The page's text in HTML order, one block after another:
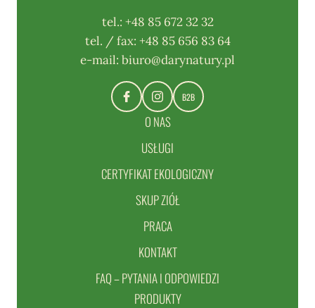
tel.: +48 85 672 32 32
tel. / fax: +48 85 656 83 64
e-mail: biuro@darynatury.pl
B2B
O NAS
USŁUGI
CERTYFIKAT EKOLOGICZNY
SKUP ZIÓŁ
PRACA
KONTAKT
FAQ – PYTANIA I ODPOWIEDZI
PRODUKTY